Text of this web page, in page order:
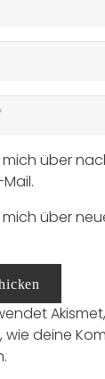
über
über
wie deine